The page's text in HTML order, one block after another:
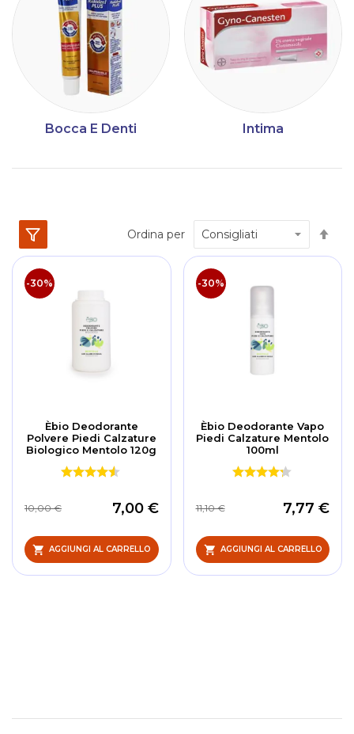
Bocca E Denti Intima
Ordina per
-30%
Èbio Deodorante
Polvere Piedi Calzature
Biologico Mentolo 120g
7,00 €
10,00 €
AGGIUNGI AL CARRELLO
-30%
Èbio Deodorante Vapo
Piedi Calzature Mentolo
100ml
7,77 €
11,10 €
AGGIUNGI AL CARRELLO